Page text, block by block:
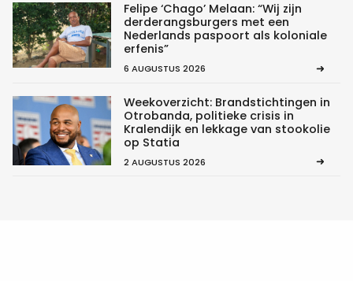
Felipe ‘Chago’ Melaan: “Wij zijn
derderangsburgers met een
Nederlands paspoort als koloniale
erfenis”
6 AUGUSTUS 2026
Weekoverzicht: Brandstichtingen in
Otrobanda, politieke crisis in
Kralendijk en lekkage van stookolie
op Statia
2 AUGUSTUS 2026